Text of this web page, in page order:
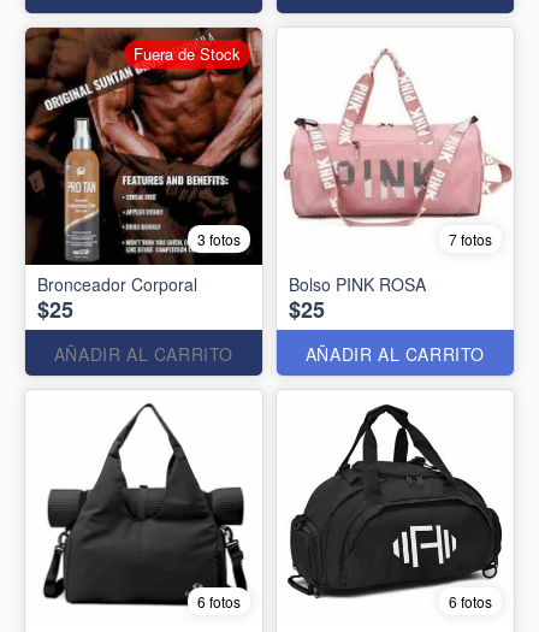
3 fotos
Bronceador Corporal
$25
AÑADIR AL CARRITO
Fuera de Stock
7 fotos
Bolso PINK ROSA
$25
AÑADIR AL CARRITO
6 fotos 6 fotos